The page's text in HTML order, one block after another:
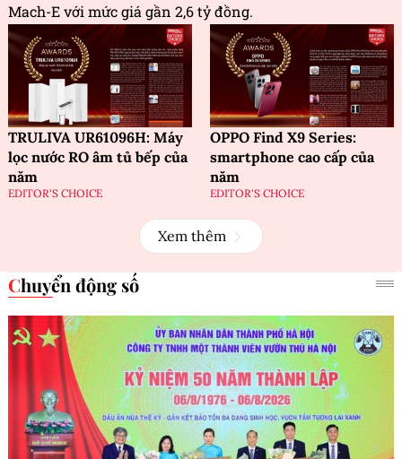
Mach-E với mức giá gần 2,6 tỷ đồng.
TRULIVA UR61096H: Máy
lọc nước RO âm tủ bếp của
năm
EDITOR'S CHOICE
OPPO Find X9 Series:
smartphone cao cấp của
năm
EDITOR'S CHOICE
Xem thêm
Chuyển động số